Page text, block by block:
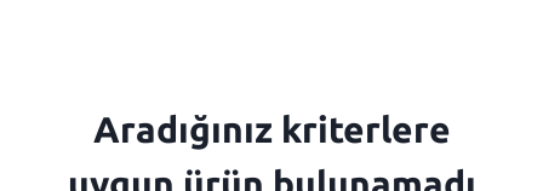
Aradığınız kriterlere